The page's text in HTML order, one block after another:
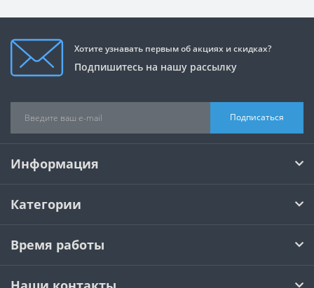
Хотите узнавать первым об акциях и скидках?
Подпишитесь на нашу рассылку
Подписаться
Информация
Категории
Время работы